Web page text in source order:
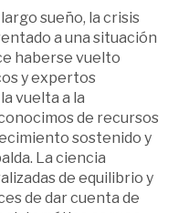
sueño, la crisis
a una situación
haberse vuelto
y expertos
vuelta a la
de recursos
sostenido y
La ciencia
de equilibrio y
de dar cuenta de